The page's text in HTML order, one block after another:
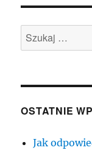
Szukaj:
OSTATNIE
Jak